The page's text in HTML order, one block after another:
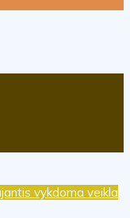
vykdoma veikla